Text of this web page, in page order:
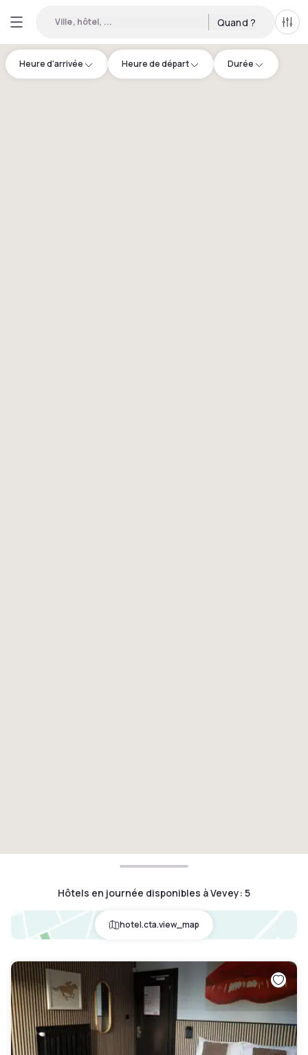
Ville, hôtel, ... Quand ?
Heure d'arrivée Heure de départ Durée
Hôtels en journée disponibles à Vevey: 5
hotel.cta.view_map